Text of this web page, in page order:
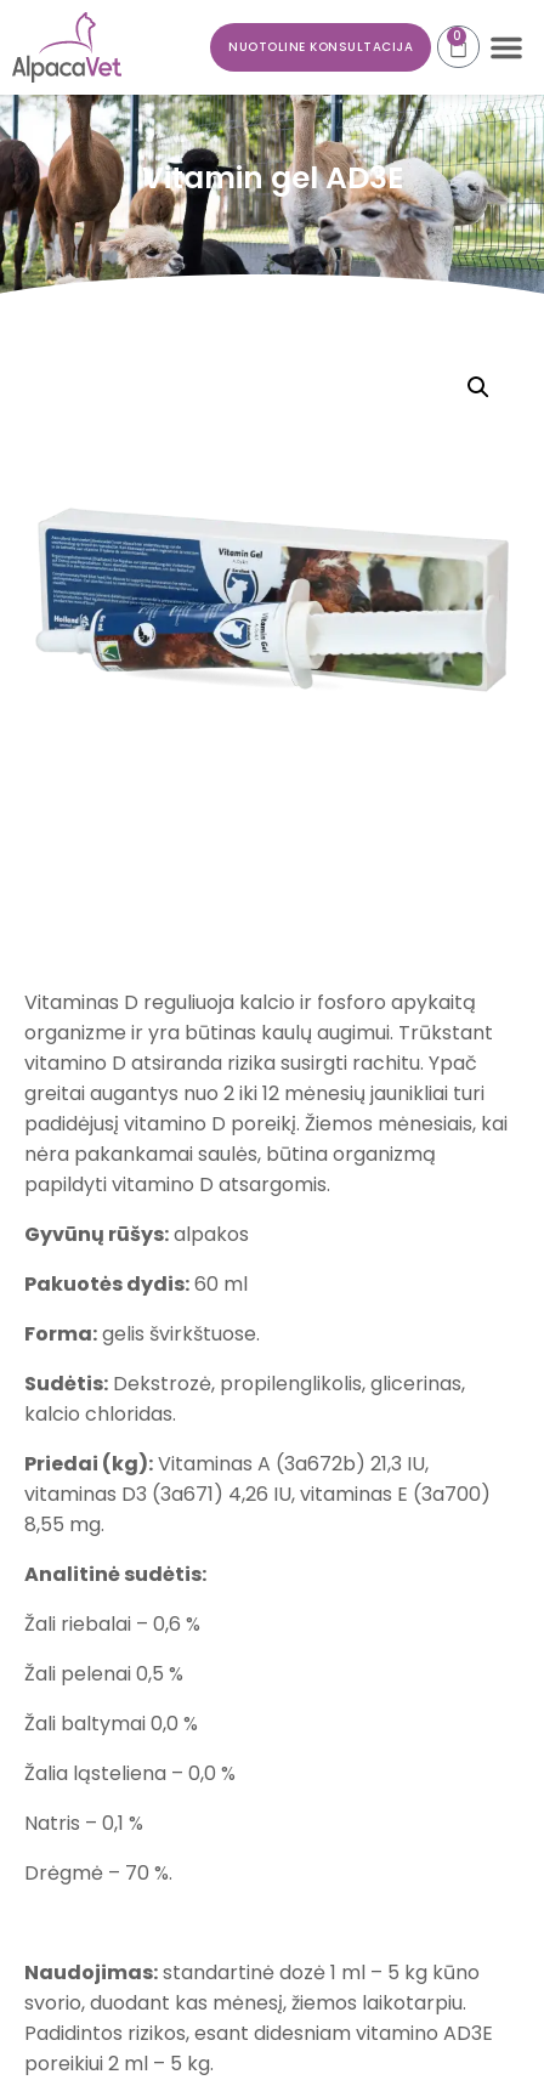
NUOTOLINE KONSULTACIJA
0
Vitamin gel AD3E
Vitaminas D reguliuoja kalcio ir fosforo apykaitą
organizme ir yra būtinas kaulų augimui. Trūkstant
vitamino D atsiranda rizika susirgti rachitu. Ypač
greitai augantys nuo 2 iki 12 mėnesių jaunikliai turi
padidėjusį vitamino D poreikį. Žiemos mėnesiais, kai
nėra pakankamai saulės, būtina organizmą
papildyti vitamino D atsargomis.
Gyvūnų rūšys:alpakos
Pakuotės dydis:60 ml
Forma:gelis švirkštuose.
Sudėtis: Dekstrozė, propilenglikolis, glicerinas,
kalcio chloridas.
Priedai (kg):Vitaminas A (3a672b) 21,3 IU,
vitaminas D3 (3a671) 4,26 IU, vitaminas E (3a700)
8,55 mg.
Analitinė sudėtis:
Žali riebalai – 0,6 %
Žali pelenai 0,5 %
Žali baltymai 0,0 %
Žalia ląsteliena – 0,0 %
Natris – 0,1 %
Drėgmė – 70 %.
Naudojimas:standartinė dozė 1 ml – 5 kg kūno
svorio, duodant kas mėnesį, žiemos laikotarpiu.
Padidintos rizikos, esant didesniam vitamino AD3E
poreikiui 2 ml – 5 kg.